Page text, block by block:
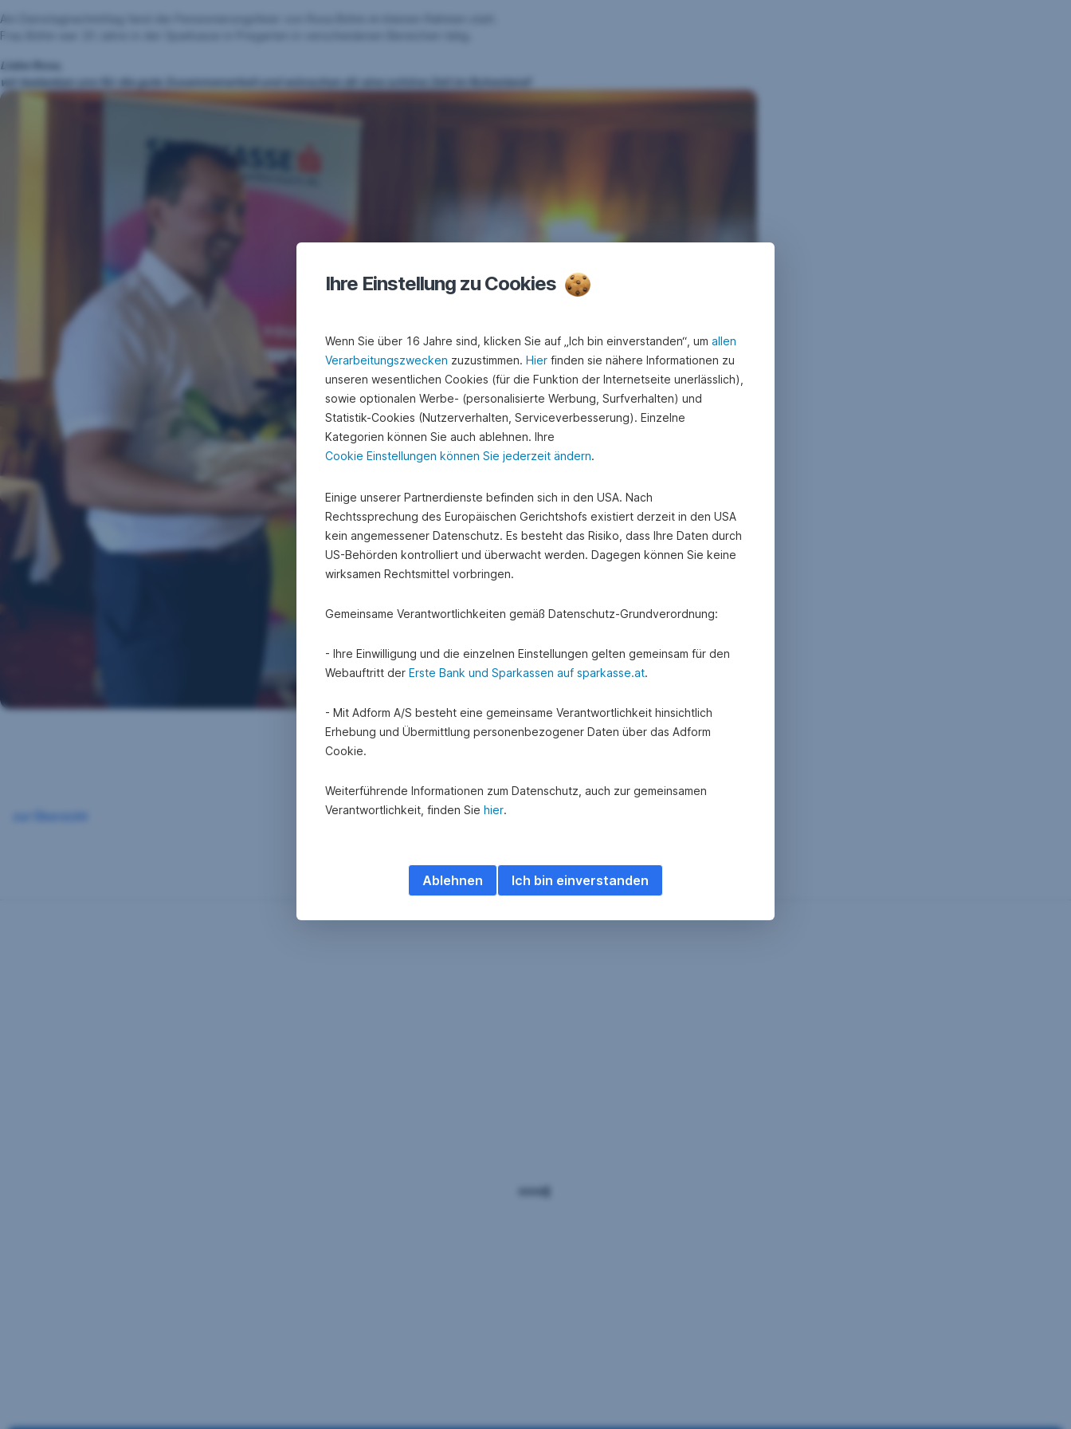
Am Dienstagnachmittag fand die Pensionierungsfeier von Rosa Böhm im kleinen Rahmen statt.
Frau Böhm war 20 Jahre in der Sparkasse in Pregarten in verschiedenen Bereichen tätig.
Liebe Rosa,
wir bedanken uns für die gute Zusammenarbeit und wünschen dir eine schöne Zeit im Ruhestand!
Ihre Einstellung zu Cookies
Wenn Sie über 16 Jahre sind, klicken Sie auf „Ich bin einverstanden“, um allen
Verarbeitungszwecken zuzustimmen. Hier finden sie nähere Informationen zu
unseren wesentlichen Cookies (für die Funktion der Internetseite unerlässlich),
sowie optionalen Werbe- (personalisierte Werbung, Surfverhalten) und
Statistik-Cookies (Nutzerverhalten, Serviceverbesserung). Einzelne
Kategorien können Sie auch ablehnen. Ihre
Cookie Einstellungen können Sie jederzeit ändern.
Einige unserer Partnerdienste befinden sich in den USA. Nach
Rechtssprechung des Europäischen Gerichtshofs existiert derzeit in den USA
kein angemessener Datenschutz. Es besteht das Risiko, dass Ihre Daten durch
US-Behörden kontrolliert und überwacht werden. Dagegen können Sie keine
wirksamen Rechtsmittel vorbringen.
Gemeinsame Verantwortlichkeiten gemäß Datenschutz-Grundverordnung:
- Ihre Einwilligung und die einzelnen Einstellungen gelten gemeinsam für den
Webauftritt der Erste Bank und Sparkassen auf sparkasse.at.
- Mit Adform A/S besteht eine gemeinsame Verantwortlichkeit hinsichtlich
Erhebung und Übermittlung personenbezogener Daten über das Adform
Cookie.
Weiterführende Informationen zum Datenschutz, auch zur gemeinsamen
Verantwortlichkeit, finden Sie hier.
Ich bin einverstanden
Ablehnen